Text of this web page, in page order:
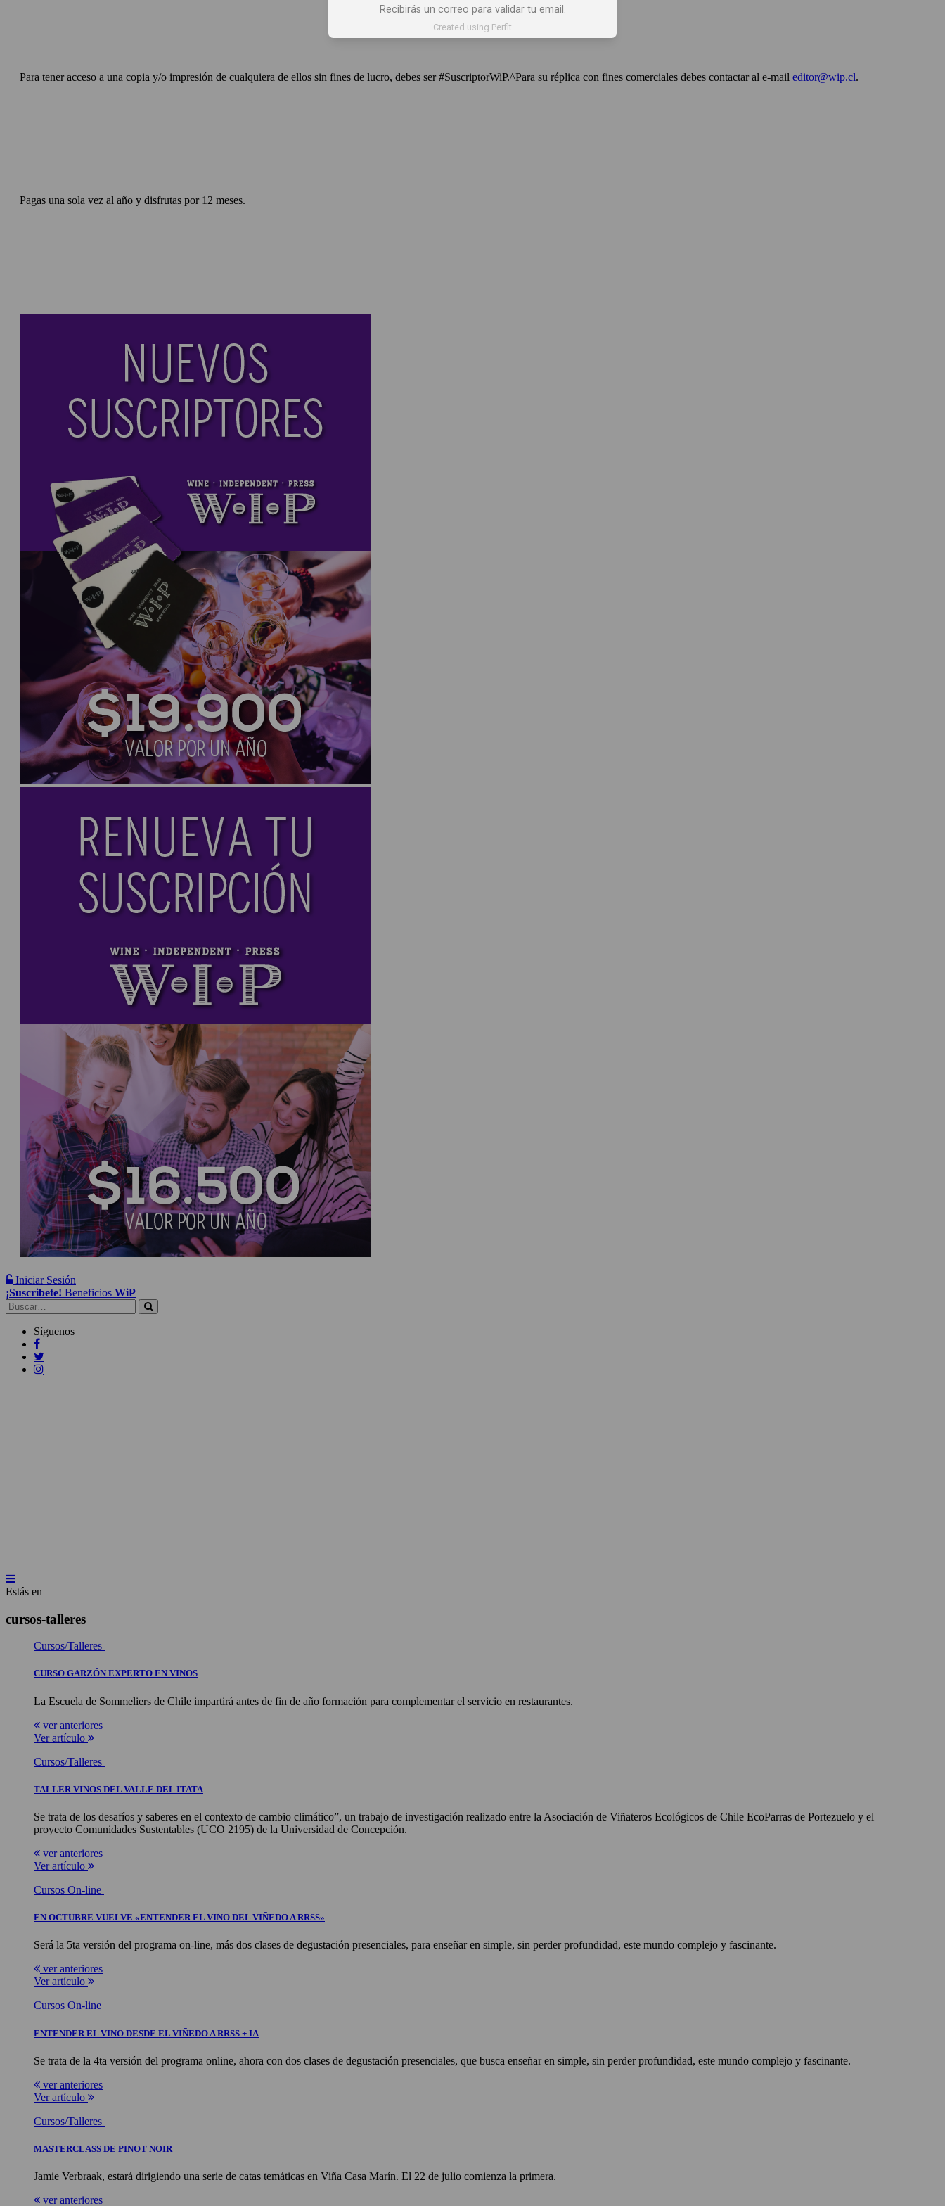
Para tener acceso a una copia y/o impresión de cualquiera de ellos sin fines de lucro, debes ser #SuscriptorWiP.^Para su réplica con fines comerciales debes contactar al e-mail editor@wip.cl.
Pagas una sola vez al año y disfrutas por 12 meses.
Iniciar Sesión
¡Suscribete! Beneficios WiP
Buscar:
Síguenos
Estás en
cursos-talleres
Cursos/Talleres
CURSO GARZÓN EXPERTO EN VINOS
La Escuela de Sommeliers de Chile impartirá antes de fin de año formación para complementar el servicio en restaurantes.
ver anteriores
Ver artículo
Cursos/Talleres
TALLER VINOS DEL VALLE DEL ITATA
Se trata de los desafíos y saberes en el contexto de cambio climático”, un trabajo de investigación realizado entre la Asociación de Viñateros Ecológicos de Chile EcoParras de Portezuelo y el
proyecto Comunidades Sustentables (UCO 2195) de la Universidad de Concepción.
ver anteriores
Ver artículo
Cursos On-line
EN OCTUBRE VUELVE «ENTENDER EL VINO DEL VIÑEDO A RRSS»
Será la 5ta versión del programa on-line, más dos clases de degustación presenciales, para enseñar en simple, sin perder profundidad, este mundo complejo y fascinante.
ver anteriores
Ver artículo
Cursos On-line
ENTENDER EL VINO DESDE EL VIÑEDO A RRSS + IA
Se trata de la 4ta versión del programa online, ahora con dos clases de degustación presenciales, que busca enseñar en simple, sin perder profundidad, este mundo complejo y fascinante.
ver anteriores
Ver artículo
Cursos/Talleres
MASTERCLASS DE PINOT NOIR
Jamie Verbraak, estará dirigiendo una serie de catas temáticas en Viña Casa Marín. El 22 de julio comienza la primera.
ver anteriores
Recibirás un correo para validar tu email.
Created using Perfit